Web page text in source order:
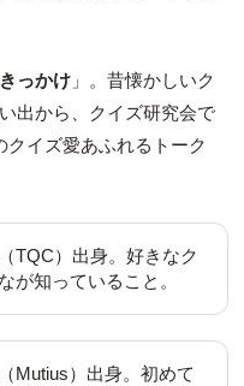
っかけ」。昔懐かしいク
出から、クイズ研究会で
イズ愛あふれるトーク
TQC）出身。好きなク
が知っていること。
Mutius）出身。初めて